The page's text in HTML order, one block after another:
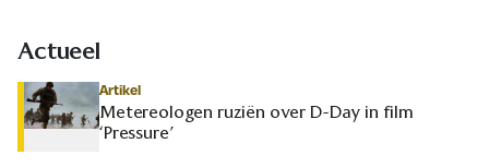
Actueel
Artikel
Metereologen ruziën over D-Day in film
‘Pressure’